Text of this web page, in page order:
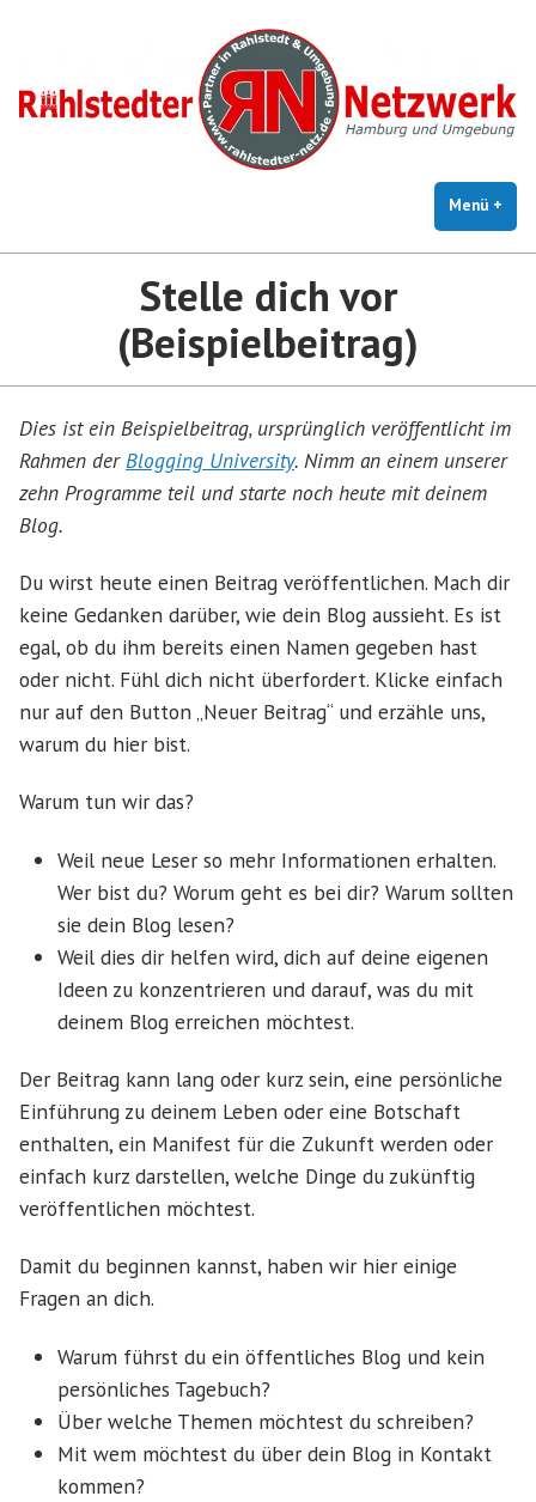
Menü +
Stelle dich vor
(Beispielbeitrag)
Dies ist ein Beispielbeitrag, ursprünglich veröffentlicht im
Rahmen derBlogging University. Nimm an einem unserer
zehn Programme teil und starte noch heute mit deinem
Blog.
Du wirst heute einen Beitrag veröffentlichen. Mach dir
keine Gedanken darüber, wie dein Blog aussieht. Es ist
egal, ob du ihm bereits einen Namen gegeben hast
oder nicht. Fühl dich nicht überfordert. Klicke einfach
nur auf den Button „Neuer Beitrag“ und erzähle uns,
warum du hier bist.
Warum tun wir das?
Weil neue Leser so mehr Informationen erhalten.
Wer bist du? Worum geht es bei dir? Warum sollten
sie dein Blog lesen?
Weil dies dir helfen wird, dich auf deine eigenen
Ideen zu konzentrieren und darauf, was du mit
deinem Blog erreichen möchtest.
Der Beitrag kann lang oder kurz sein, eine persönliche
Einführung zu deinem Leben oder eine Botschaft
enthalten, ein Manifest für die Zukunft werden oder
einfach kurz darstellen, welche Dinge du zukünftig
veröffentlichen möchtest.
Damit du beginnen kannst, haben wir hier einige
Fragen an dich.
Warum führst du ein öffentliches Blog und kein
persönliches Tagebuch?
Über welche Themen möchtest du schreiben?
Mit wem möchtest du über dein Blog in Kontakt
kommen?